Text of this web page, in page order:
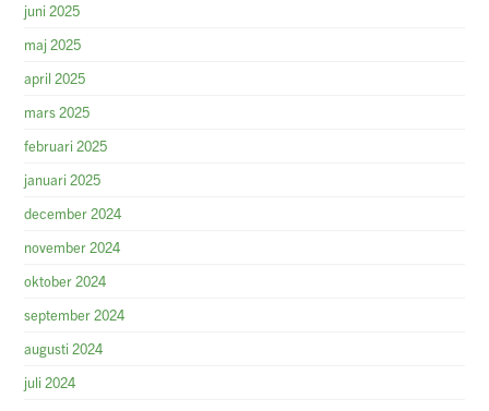
juni 2025
maj 2025
april 2025
mars 2025
februari 2025
januari 2025
december 2024
november 2024
oktober 2024
september 2024
augusti 2024
juli 2024